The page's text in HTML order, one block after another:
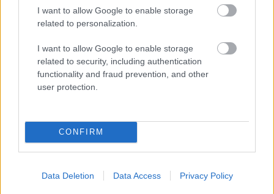
I want to allow Google to enable storage
related to personalization.
I want to allow Google to enable storage
related to security, including authentication
functionality and fraud prevention, and other
user protection.
CONFIRM
Data Deletion Data Access Privacy Policy
Nagyot szólt a Tarka Marha és a Sommerfest
2016.08.17
Minden eddiginél több vendég volt a Tarka Marhafesztiválon és
150 éve alapították Tolna megyeiek a lerombolt